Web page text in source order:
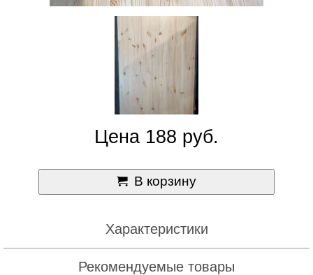
Цена 188 руб.
В корзину
Характеристики
Рекомендуемые товары